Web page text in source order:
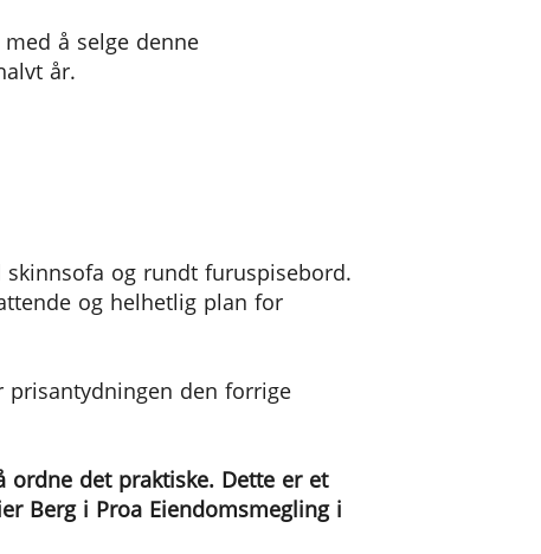
å selge denne
år.
og rundt furuspisebord.
og helhetlig plan for
prisantydningen den forrige
ordne det praktiske. Dette er et
Berg i Proa Eiendomsmegling i